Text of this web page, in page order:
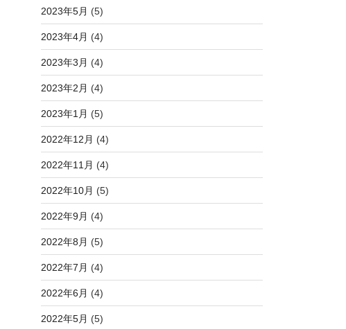
2023年5月 (5)
2023年4月 (4)
2023年3月 (4)
2023年2月 (4)
2023年1月 (5)
2022年12月 (4)
2022年11月 (4)
2022年10月 (5)
2022年9月 (4)
2022年8月 (5)
2022年7月 (4)
2022年6月 (4)
2022年5月 (5)